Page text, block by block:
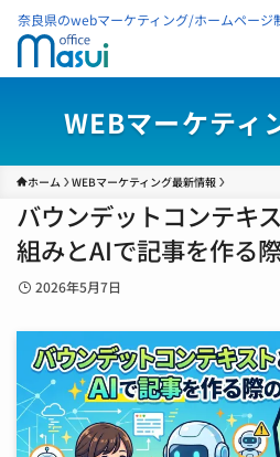
奈良県のwebマーケティング/ホームページ
WEBマーケティ
ホーム WEBマーケティング最新情報
バウンデットコンテキ
組みとAIで記事を作る
2026年5月7日